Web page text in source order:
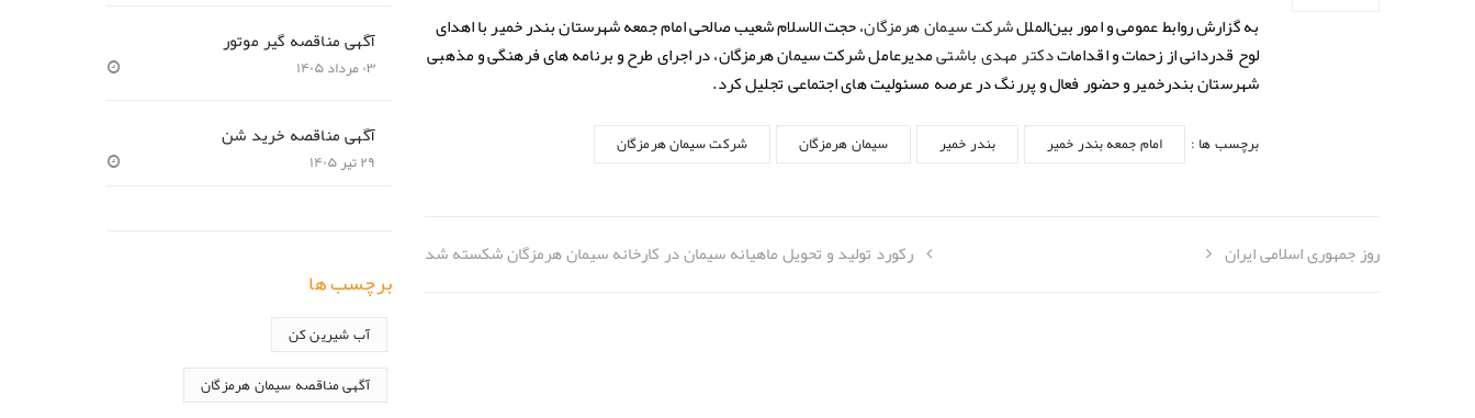
به گزارش روابط عمومی و امور بین‌الملل شرکت سیمان هرمزگان، حجت الاسلام شعیب صالحی امام جمعه شهرستان بندر خمیر با اهدای
لوح قدردانی از زحمات و اقداماتدکتر مهدی باشتیمدیرعامل شرکت سیمان هرمزگان، در اجرای طرح و برنامه های فرهنگی و مذهبی
شهرستان بندرخمیر و حضور فعال و پررنگ در عرصه‌ مسئولیت های اجتماعی تجلیل کرد.
برچسب ها : امام جمعه بندر خمیر بندر خمیر سیمان هرمزگان شرکت سیمان هرمزگان
رکورد تولید و تحویل ماهیانه سیمان در کارخانه سیمان هرمزگان شکسته شد روز جمهوری اسلامی ایران
آگهی مناقصه گیر موتور
۰۳ مرداد ۱۴۰۵
آگهی مناقصه خرید شن
۲۹ تیر ۱۴۰۵
برچسب ها
آب شیرین کن
آگهی مناقصه سیمان هرمزگان